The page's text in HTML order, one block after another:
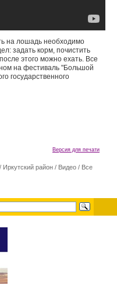
на лошадь необходимо
задать корм, почистить
этого можно ехать. Все
на фестиваль "Большой
государственного
Версия для печати
/ Иркутский район / Видео / Все